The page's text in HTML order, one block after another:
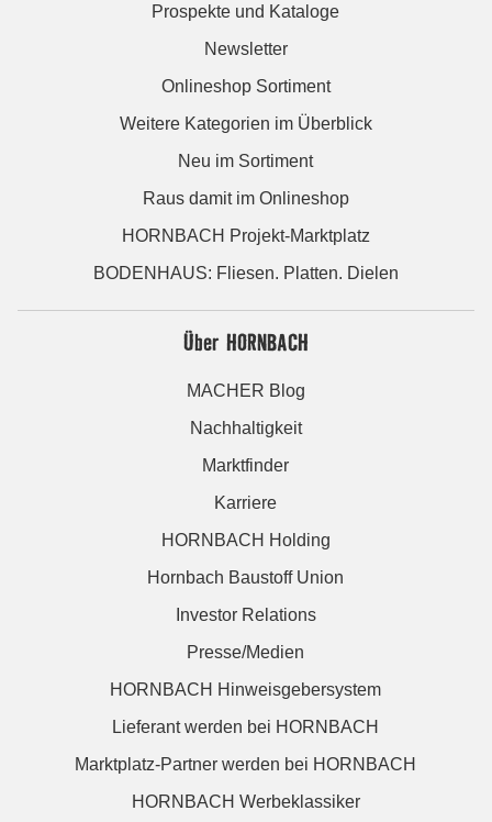
Prospekte und Kataloge
Newsletter
Onlineshop Sortiment
Weitere Kategorien im Überblick
Neu im Sortiment
Raus damit im Onlineshop
HORNBACH Projekt-Marktplatz
BODENHAUS: Fliesen. Platten. Dielen
Über HORNBACH
MACHER Blog
Nachhaltigkeit
Marktfinder
Karriere
HORNBACH Holding
Hornbach Baustoff Union
Investor Relations
Presse/Medien
HORNBACH Hinweisgebersystem
Lieferant werden bei HORNBACH
Marktplatz-Partner werden bei HORNBACH
HORNBACH Werbeklassiker